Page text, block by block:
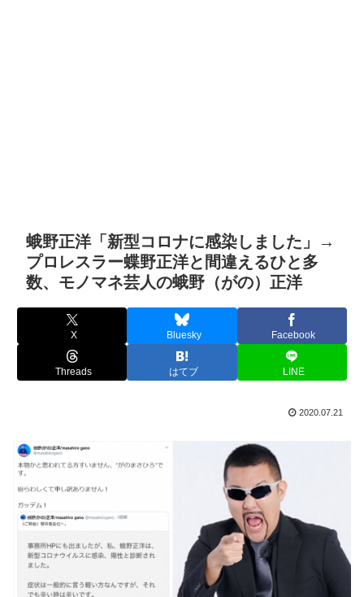
蛾野正洋「新型コロナに感染しました」→
プロレスラー蝶野正洋と間違えるひと多
数、モノマネ芸人の蛾野（がの）正洋
X Bluesky Facebook
Threads はてブ LINE
2020.07.21